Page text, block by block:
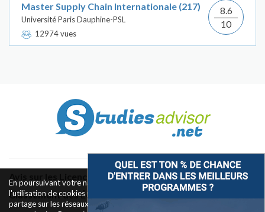
Master Supply Chain Internationale (217)
Université Paris Dauphine-PSL
12974 vues
8.6
10
Avis sur les Licences & Bachelors
Classement des Écoles
En poursuivant votre navigation sur ce site, vous acceptez
l'utilisation de cookies pour le fonctionnement des boutons de
partage sur les réseaux sociaux et la mesure d'audience des